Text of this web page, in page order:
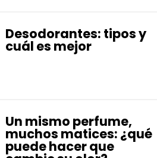
Desodorantes: tipos y
cuál es mejor
Un mismo perfume,
muchos matices: ¿qué
puede hacer que